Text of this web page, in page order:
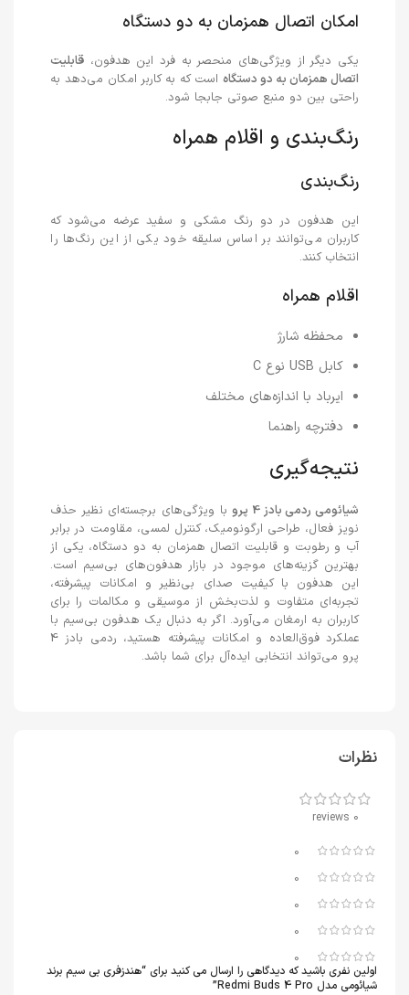
امکان اتصال همزمان به دو دستگاه
یکی دیگر از ویژگی‌های منحصر به فرد این هدفون، قابلیت
اتصال همزمان به دو دستگاه است که به کاربر امکان می‌دهد به
راحتی بین دو منبع صوتی جابجا شود.
رنگ‌بندی و اقلام همراه
رنگ‌بندی
این هدفون در دو رنگ مشکی و سفید عرضه می‌شود که
کاربران می‌توانند بر اساس سلیقه خود یکی از این رنگ‌ها را
انتخاب کنند.
اقلام همراه
محفظه شارژ
کابل USB نوع C
ایرباد با اندازه‌های مختلف
دفترچه راهنما
نتیجه‌گیری
شیائومی ردمی بادز 4 پرو
با ویژگی‌های برجسته‌ای نظیر حذف
نویز فعال، طراحی ارگونومیک، کنترل لمسی، مقاومت در برابر
آب و رطوبت و قابلیت اتصال همزمان به دو دستگاه، یکی از
بهترین گزینه‌های موجود در بازار هدفون‌های بی‌سیم است.
این هدفون با کیفیت صدای بی‌نظیر و امکانات پیشرفته،
تجربه‌ای متفاوت و لذت‌بخش از موسیقی و مکالمات را برای
کاربران به ارمغان می‌آورد. اگر به دنبال یک هدفون بی‌سیم با
عملکرد فوق‌العاده و امکانات پیشرفته هستید، ردمی بادز 4
پرو می‌تواند انتخابی ایده‌آل برای شما باشد.
نظرات
0 reviews
0
0
0
0
0
اولین نفری باشید که دیدگاهی را ارسال می کنید برای “هندزفری بی سیم برند
شیائومی مدل Redmi Buds 4 Pro”